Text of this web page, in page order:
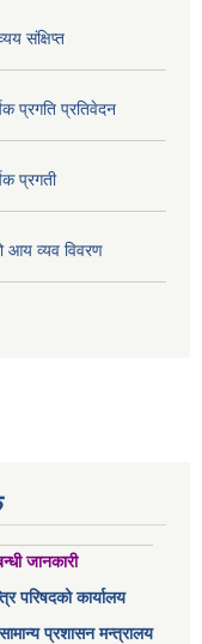
संक्षिप्त
प्रगति प्रतिवेदन
प्रगती
आय व्यव विवरण
जानकारी
परिषदको कार्यालय
प्रशासन मन्त्रालय